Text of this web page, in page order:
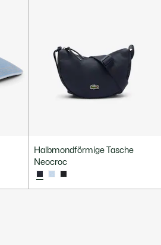
Halbmondförmige Tasche
Neocroc